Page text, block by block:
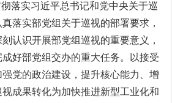
落实习近平总书记和党中央关于巡
落实部党组关于巡视的部署要求，
认识开展部党组巡视的重要意义，
好部党组交办的重大任务。以接受
党的政治建设，提升核心能力、增
成果转化为加快推进新型工业化和